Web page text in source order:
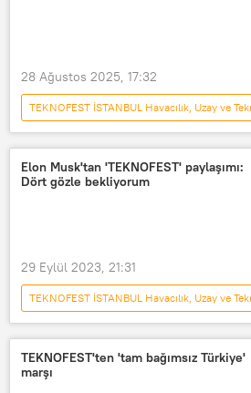
28 Ağustos 2025, 17:32
TÜRKİYE
Türkiye
İstanbul
İstanbul Valiliği
İstanbul Büyükşehir Belediyesi (İBB)
Elon Musk'tan 'TEKNOFEST' paylaşımı:
Dört gözle bekliyorum
29 Eylül 2023, 21:31
DÜNYA
TEKNOFEST
Elon Musk
Elon musk
Türkiye
TEKNOFEST'ten 'tam bağımsız Türkiye'
marşı